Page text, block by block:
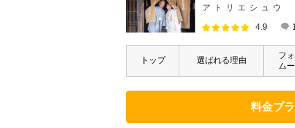
アトリエシュウ
4.9
トップ 選ばれる理由
フ
ム
料金プラ